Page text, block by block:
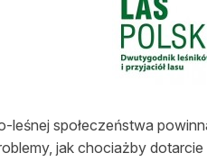
Lasy
leśnej społeczeństwa
jak chociażby